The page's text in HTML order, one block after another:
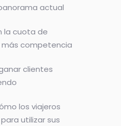
actual
la cuota de
competencia
clientes
los viajeros
utilizar sus